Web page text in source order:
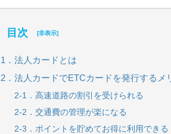
目次 [非表示]
1．法人カードとは
2．法人カードでETCカードを発行するメ
2-1．高速道路の割引を受けられる
2-2．交通費の管理が楽になる
2-3．ポイントを貯めてお得に利用できる